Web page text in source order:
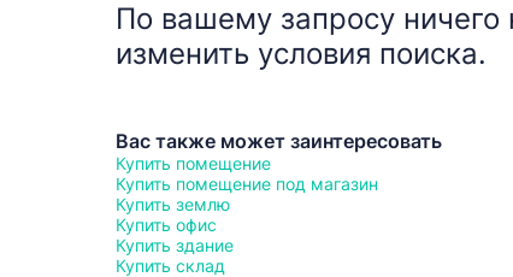
По вашему запросу ничего
изменить условия поиска.
Вас также может заинтересовать
Купить помещение
Купить помещение под магазин
Купить землю
Купить офис
Купить здание
Купить склад